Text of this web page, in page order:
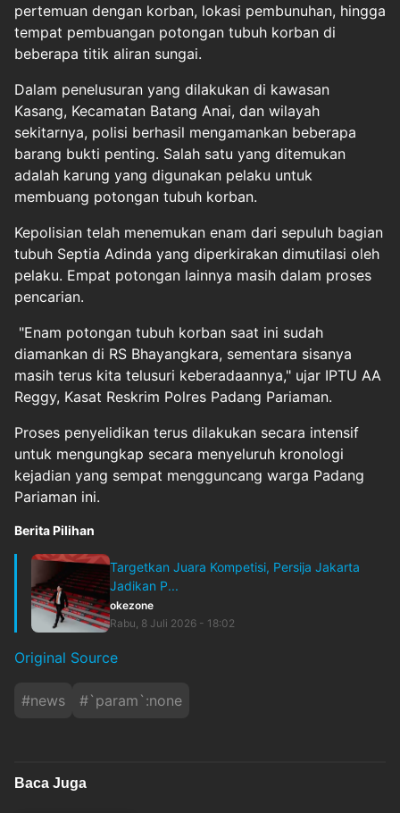
pertemuan dengan korban, lokasi pembunuhan, hingga
tempat pembuangan potongan tubuh korban di
beberapa titik aliran sungai.
Dalam penelusuran yang dilakukan di kawasan
Kasang, Kecamatan Batang Anai, dan wilayah
sekitarnya, polisi berhasil mengamankan beberapa
barang bukti penting. Salah satu yang ditemukan
adalah karung yang digunakan pelaku untuk
membuang potongan tubuh korban.
Kepolisian telah menemukan enam dari sepuluh bagian
tubuh Septia Adinda yang diperkirakan dimutilasi oleh
pelaku. Empat potongan lainnya masih dalam proses
pencarian.
"Enam potongan tubuh korban saat ini sudah
diamankan di RS Bhayangkara, sementara sisanya
masih terus kita telusuri keberadaannya," ujar IPTU AA
Reggy, Kasat Reskrim Polres Padang Pariaman.
Proses penyelidikan terus dilakukan secara intensif
untuk mengungkap secara menyeluruh kronologi
kejadian yang sempat mengguncang warga Padang
Pariaman ini.
Berita Pilihan
Targetkan Juara Kompetisi, Persija Jakarta
Jadikan P...
okezone
Rabu, 8 Juli 2026 - 18:02
Original Source
#news #`param`:none
Baca Juga